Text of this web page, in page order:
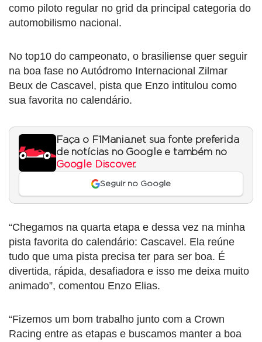
como piloto regular no grid da principal categoria do
automobilismo nacional.
No top10 do campeonato, o brasiliense quer seguir
na boa fase no Autódromo Internacional Zilmar
Beux de Cascavel, pista que Enzo intitulou como
sua favorita no calendário.
Faça o F1Mania.net sua fonte preferida
de notícias no Google e também no
Google Discover.
Seguir no Google
“Chegamos na quarta etapa e dessa vez na minha
pista favorita do calendário: Cascavel. Ela reúne
tudo que uma pista precisa ter para ser boa. É
divertida, rápida, desafiadora e isso me deixa muito
animado”, comentou Enzo Elias.
“Fizemos um bom trabalho junto com a Crown
Racing entre as etapas e buscamos manter a boa